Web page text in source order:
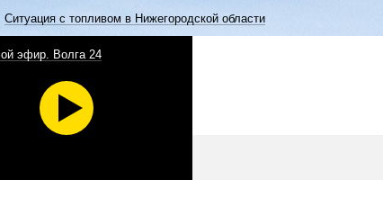
Ситуация с топливом в Нижегородской области
эфир. Волга 24